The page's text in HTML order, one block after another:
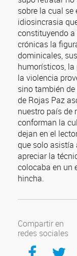
sobre la cual
idiosincrasia
constituyendo a
crónicas la
dominicales,
humorísticos,
la violencia
sino también
de Rojas Paz
nuestro país de
conforman la
dejan en el
que solo asistía
apreciar la
colocaba en un
hincha.
Compartir en
redes sociales
Compartir en Facebook Compartir en Twitter